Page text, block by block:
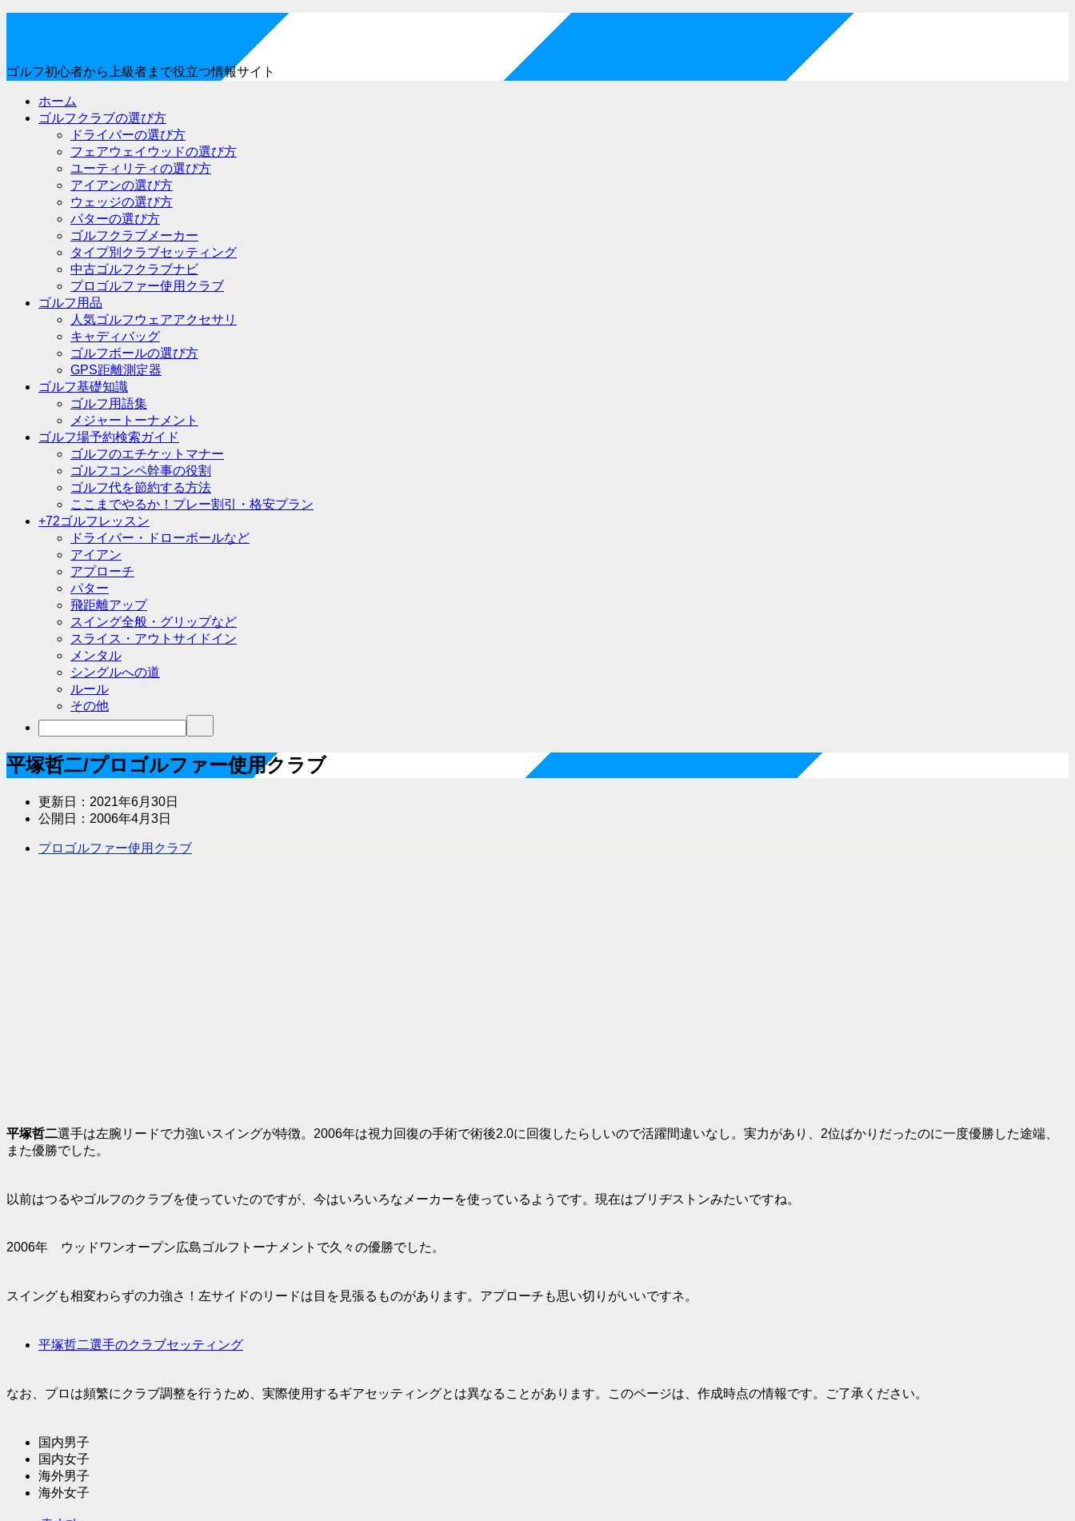
ゴルフ初心者から上級者まで役立つ情報サイト
ホーム
ゴルフクラブの選び方
ドライバーの選び方
フェアウェイウッドの選び方
ユーティリティの選び方
アイアンの選び方
ウェッジの選び方
パターの選び方
ゴルフクラブメーカー
タイプ別クラブセッティング
中古ゴルフクラブナビ
プロゴルファー使用クラブ
ゴルフ用品
人気ゴルフウェアアクセサリ
キャディバッグ
ゴルフボールの選び方
GPS距離測定器
ゴルフ基礎知識
ゴルフ用語集
メジャートーナメント
ゴルフ場予約検索ガイド
ゴルフのエチケットマナー
ゴルフコンペ幹事の役割
ゴルフ代を節約する方法
ここまでやるか！プレー割引・格安プラン
+72ゴルフレッスン
ドライバー・ドローボールなど
アイアン
アプローチ
パター
飛距離アップ
スイング全般・グリップなど
スライス・アウトサイドイン
メンタル
シングルへの道
ルール
その他
平塚哲二/プロゴルファー使用クラブ
更新日： 2021年6月30日
公開日： 2006年4月3日
プロゴルファー使用クラブ
平塚哲二選手は左腕リードで力強いスイングが特徴。2006年は視力回復の手術で術後2.0に回復したらしいので活躍間違いなし。実力があり、2位ばかりだったのに一度優勝した途端、
また優勝でした。
以前はつるやゴルフのクラブを使っていたのですが、今はいろいろなメーカーを使っているようです。現在はブリヂストンみたいですね。
2006年 ウッドワンオープン広島ゴルフトーナメントで久々の優勝でした。
スイングも相変わらずの力強さ！左サイドのリードは目を見張るものがあります。アプローチも思い切りがいいですネ。
平塚哲二選手のクラブセッティング
なお、プロは頻繁にクラブ調整を行うため、実際使用するギアセッティングとは異なることがあります。このページは、作成時点の情報です。ご了承ください。
国内男子
国内女子
海外男子
海外女子